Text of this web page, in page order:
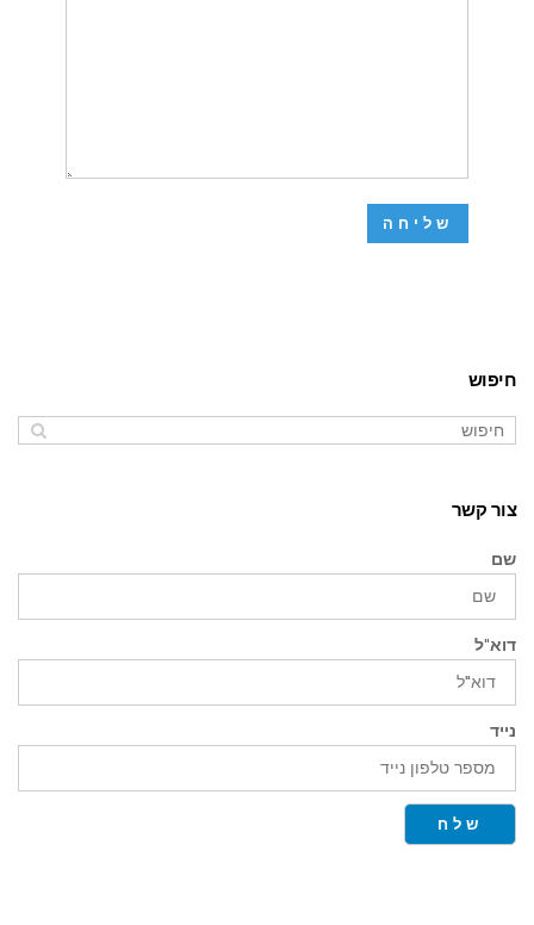
חיפוש
צור קשר
שם
דוא"ל
נייד
שלח